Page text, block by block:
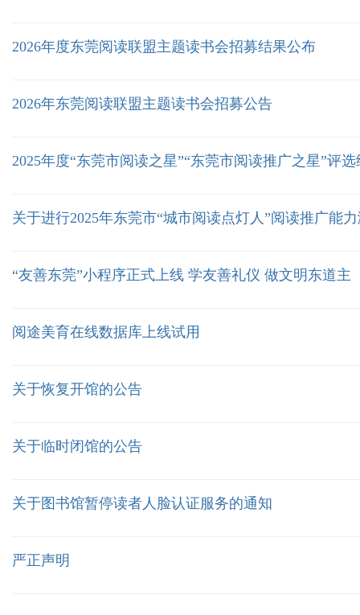
2026年度东莞阅读联盟主题读书会招募结果公布
2026年东莞阅读联盟主题读书会招募公告
2025年度“东莞市阅读之星”“东莞市阅读推广之星”评
关于进行2025年东莞市“城市阅读点灯人”阅读推广能
“友善东莞”小程序正式上线 学友善礼仪 做文明东道主
阅途美育在线数据库上线试用
关于恢复开馆的公告
关于临时闭馆的公告
关于图书馆暂停读者人脸认证服务的通知
严正声明